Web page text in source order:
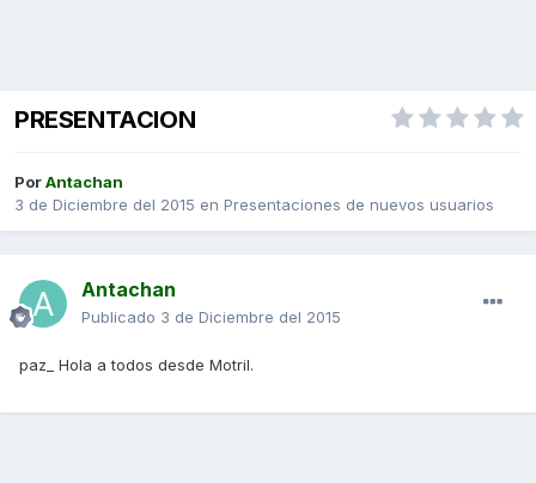
PRESENTACION
PorAntachan
3 de Diciembre del 2015 en Presentaciones de nuevos usuarios
Antachan
Publicado 3 de Diciembre del 2015
paz_ Hola a todos desde Motril.